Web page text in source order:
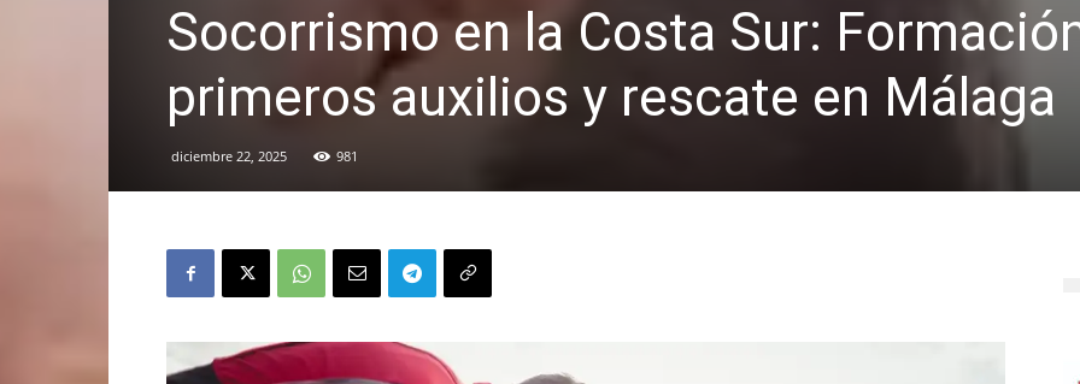
Socorrismo en la Costa Sur:
primeros auxilios y rescate en Málaga
diciembre 22, 2025 981